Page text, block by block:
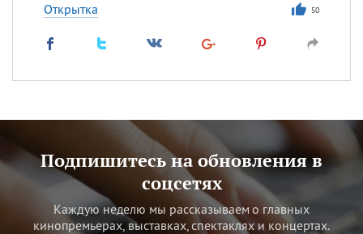
Открытка 50
Подпишитесь на обновления в
соцсетях
Каждую неделю мы рассказываем о главных
кинопремьерах, выставках, спектаклях и концертах.